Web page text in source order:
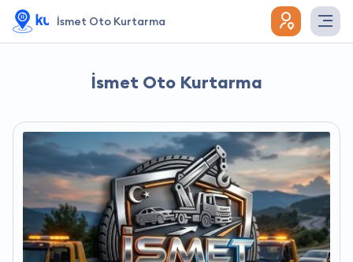
İsmet Oto Kurtarma
İsmet Oto Kurtarma